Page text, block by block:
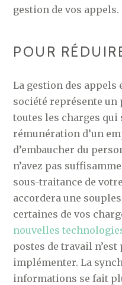
gestion de vos appels.
POUR
La gestion des appels
société représente un
toutes les charges qui
rémunération d’un
d’embaucher du
n’avez pas
sous-traitance de
accordera une
certaines de vos
nouvelles
postes de travail
implémenter. La
informations se fait